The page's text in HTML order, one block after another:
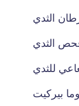
الثدي
الثدي
للثدي
بيركيت